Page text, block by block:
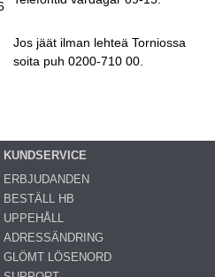
Jos jäät ilman lehteä Torniossa
soita puh 0200-710 00.
KUNDSERVICE
ERBJUDANDEN
BESTÄLL HB
UPPEHÅLL
ADRESSÄNDRING
GLÖMT LÖSENORD